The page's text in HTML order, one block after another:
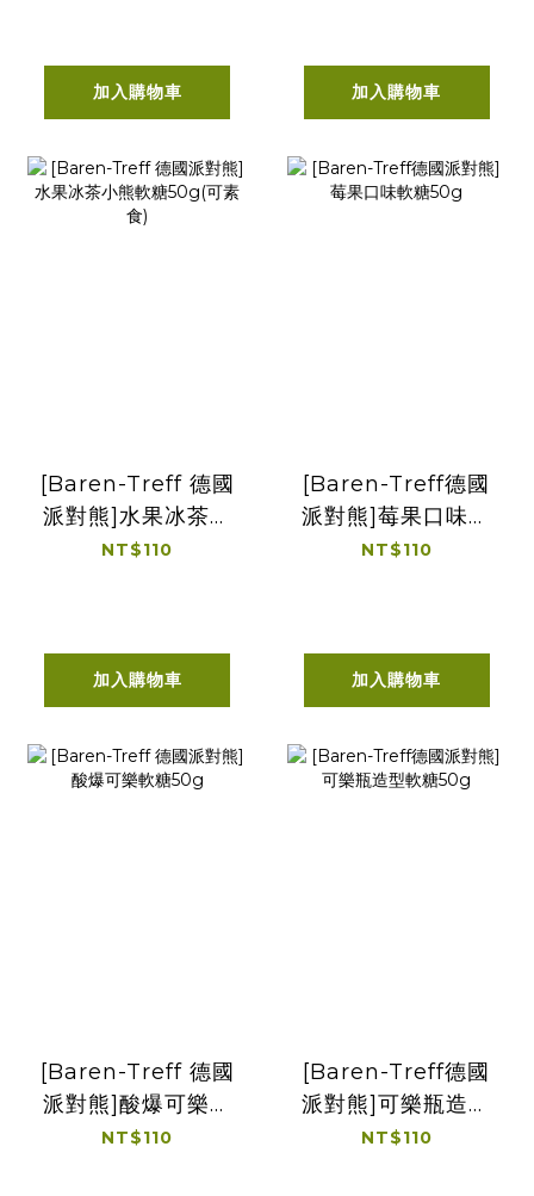
加入購物車 加入購物車
[Baren-Treff 德國
派對熊]水果冰茶小
熊軟糖50g(可素食)
NT$110
加入購物車
[Baren-Treff德國
派對熊]莓果口味軟
糖50g
NT$110
加入購物車
[Baren-Treff 德國
派對熊]酸爆可樂軟
糖50g
NT$110
[Baren-Treff德國
派對熊]可樂瓶造型
軟糖50g
NT$110